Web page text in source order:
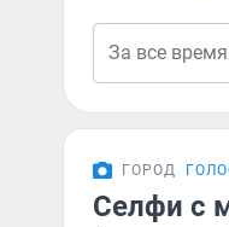
ГОРОД
Селфи с